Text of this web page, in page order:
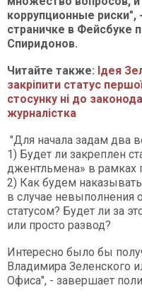
коррупционные риски",
страничке в Фейсбуке
Спиридонов.
Читайте также: Ідея
закріпити статус
стосунку ні до
журналістка
"Для начала задам два
1) Будет ли закреплен
джентльмена» в рамках
2) Как будем
в случае невыполнения
статусом? Будет ли за
или просто развод?
Интересно было бы
Владимира Зеленского
Офиса", - завершает